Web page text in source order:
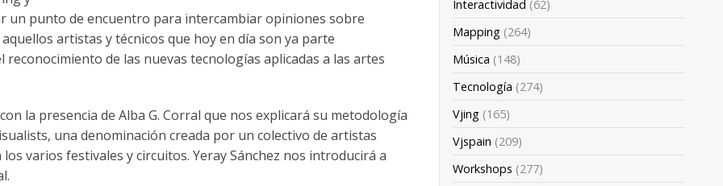
un punto de encuentro para intercambiar opiniones sobre
artistas y técnicos que hoy en día son ya parte
de las nuevas tecnologías aplicadas a las artes
la presencia de Alba G. Corral que nos explicará su metodología
una denominación creada por un colectivo de artistas
varios festivales y circuitos. Yeray Sánchez nos introducirá a
Interactividad (62)
Mapping (264)
Música (148)
Tecnología (274)
Vjing (165)
Vjspain (209)
Workshops (277)